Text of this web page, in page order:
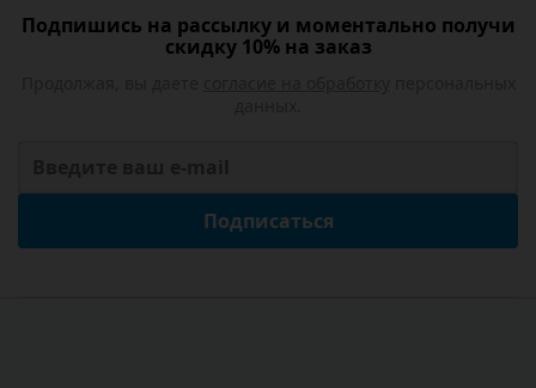
Подпишись на рассылку и моментально получи
скидку 10% на заказ
Подписаться